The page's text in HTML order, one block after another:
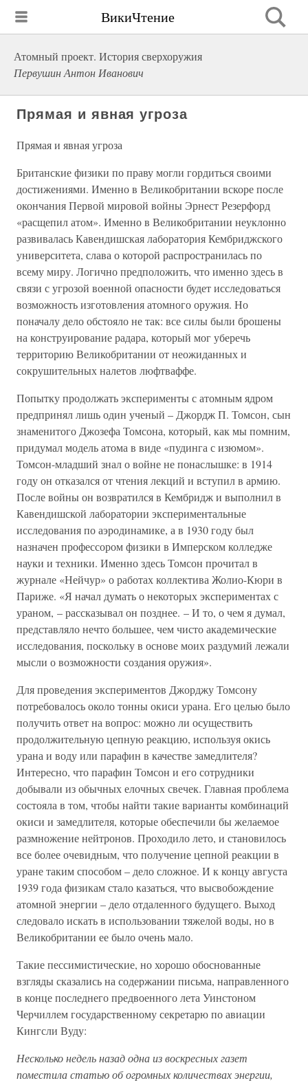
ВикиЧтение
Атомный проект. История сверхоружия
Первушин Антон Иванович
Прямая и явная угроза
Прямая и явная угроза
Британские физики по праву могли гордиться своими
достижениями. Именно в Великобритании вскоре после
окончания Первой мировой войны Эрнест Резерфорд
«расщепил атом». Именно в Великобритании неуклонно
развивалась Кавендишская лаборатория Кембриджского
университета, слава о которой распространилась по
всему миру. Логично предположить, что именно здесь в
связи с угрозой военной опасности будет исследоваться
возможность изготовления атомного оружия. Но
поначалу дело обстояло не так: все силы были брошены
на конструирование радара, который мог уберечь
территорию Великобритании от неожиданных и
сокрушительных налетов люфтваффе.
Попытку продолжать эксперименты с атомным ядром
предпринял лишь один ученый – Джордж П. Томсон, сын
знаменитого Джозефа Томсона, который, как мы помним,
придумал модель атома в виде «пудинга с изюмом».
Томсон-младший знал о войне не понаслышке: в 1914
году он отказался от чтения лекций и вступил в армию.
После войны он возвратился в Кембридж и выполнил в
Кавендишской лаборатории экспериментальные
исследования по аэродинамике, а в 1930 году был
назначен профессором физики в Имперском колледже
науки и техники. Именно здесь Томсон прочитал в
журнале «Нейчур» о работах коллектива Жолио-Кюри в
Париже. «Я начал думать о некоторых экспериментах с
ураном, – рассказывал он позднее. – И то, о чем я думал,
представляло нечто большее, чем чисто академические
исследования, поскольку в основе моих раздумий лежали
мысли о возможности создания оружия».
Для проведения экспериментов Джорджу Томсону
потребовалось около тонны окиси урана. Его целью было
получить ответ на вопрос: можно ли осуществить
продолжительную цепную реакцию, используя окись
урана и воду или парафин в качестве замедлителя?
Интересно, что парафин Томсон и его сотрудники
добывали из обычных елочных свечек. Главная проблема
состояла в том, чтобы найти такие варианты комбинаций
окиси и замедлителя, которые обеспечили бы желаемое
размножение нейтронов. Проходило лето, и становилось
все более очевидным, что получение цепной реакции в
уране таким способом – дело сложное. И к концу августа
1939 года физикам стало казаться, что высвобождение
атомной энергии – дело отдаленного будущего. Выход
следовало искать в использовании тяжелой воды, но в
Великобритании ее было очень мало.
Такие пессимистические, но хорошо обоснованные
взгляды сказались на содержании письма, направленного
в конце последнего предвоенного лета Уинстоном
Черчиллем государственному секретарю по авиации
Кингсли Вуду:
Несколько недель назад одна из воскресных газет
поместила статью об огромных количествах энергии,